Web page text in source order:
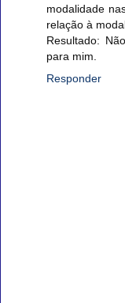
modalidade
relação à
Resultado:
para mim.
Responder